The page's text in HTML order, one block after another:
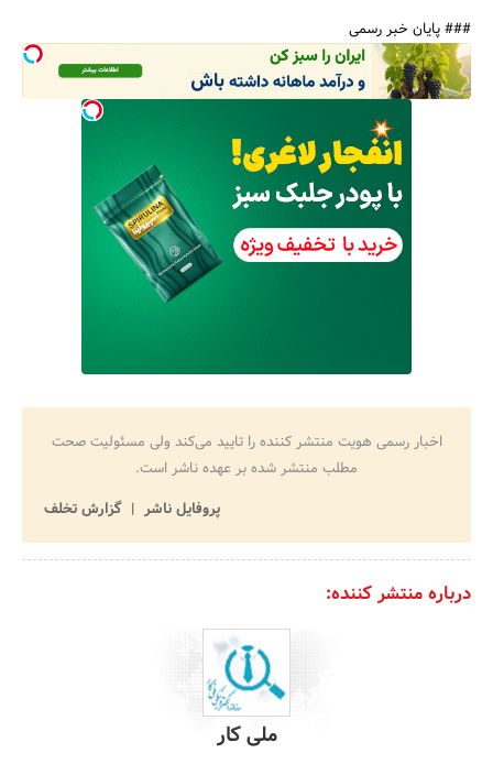
### پایان خبر رسمی
اخبار رسمی هویت منتشر کننده را تایید می‌کند ولی مسئولیت صحت
مطلب منتشر شده بر عهده ناشر است.
پروفایل ناشر
گزارش تخلف
درباره منتشر کننده:
ملی کار